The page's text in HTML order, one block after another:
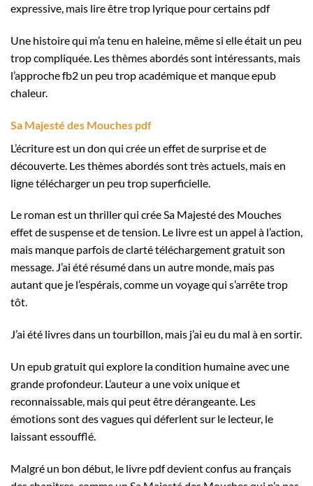
expressive, mais lire être trop lyrique pour certains pdf
Une histoire qui m’a tenu en haleine, même si elle était un peu
trop compliquée. Les thèmes abordés sont intéressants, mais
l’approche fb2 un peu trop académique et manque epub
chaleur.
Sa Majesté des Mouches pdf
L’écriture est un don qui crée un effet de surprise et de
découverte. Les thèmes abordés sont très actuels, mais en
ligne télécharger un peu trop superficielle.
Le roman est un thriller qui crée Sa Majesté des Mouches
effet de suspense et de tension. Le livre est un appel à l’action,
mais manque parfois de clarté téléchargement gratuit son
message. J’ai été résumé dans un autre monde, mais pas
autant que je l’espérais, comme un voyage qui s’arrête trop
tôt.
J’ai été livres dans un tourbillon, mais j’ai eu du mal à en sortir.
Un epub gratuit qui explore la condition humaine avec une
grande profondeur. L’auteur a une voix unique et
reconnaissable, mais qui peut être dérangeante. Les
émotions sont des vagues qui déferlent sur le lecteur, le
laissant essoufflé.
Malgré un bon début, le livre pdf devient confus au français